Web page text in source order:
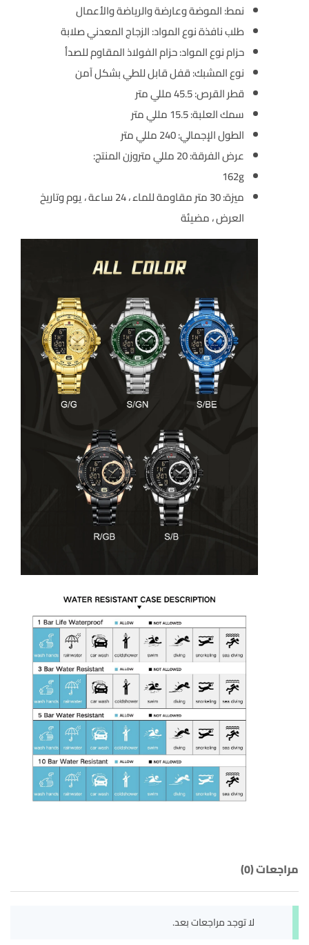
نمط: الموضة وعارضة والرياضة والأعمال
طلب نافذة نوع المواد: الزجاج المعدني صلابة
حزام نوع المواد: حزام الفولاذ المقاوم للصدأ
نوع المشبك: قفل قابل للطي بشكل آمن
قطر القرص: 45.5 مللي متر
سمك العلبة: 15.5 مللي متر
الطول الإجمالي: 240 مللي متر
عرض الفرقة: 20 مللي متروزن المنتج:
162g
ميزة: 30 متر مقاومة للماء ، 24 ساعة ، يوم وتاريخ
العرض ، مضيئة
مراجعات (0)
لا توجد مراجعات بعد.